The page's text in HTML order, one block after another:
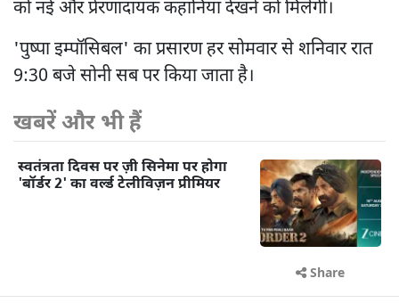
को नई और प्रेरणादायक कहानियां देखने को मिलेंगी।
'पुष्पा इम्पॉसिबल' का प्रसारण हर सोमवार से शनिवार रात
9:30 बजे सोनी सब पर किया जाता है।
खबरें और भी हैं
स्वतंत्रता दिवस पर ज़ी सिनेमा पर होगा
'बॉर्डर 2' का वर्ल्ड टेलीविज़न प्रीमियर
Share